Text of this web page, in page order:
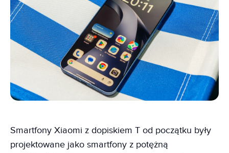
Smartfony Xiaomi z dopiskiem T od początku były
projektowane jako smartfony z potężną